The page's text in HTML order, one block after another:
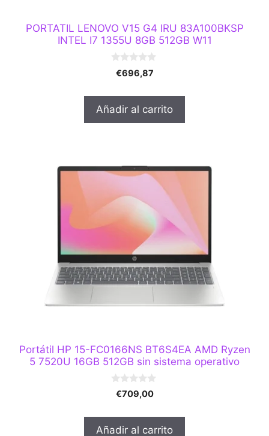
PORTATIL LENOVO V15 G4 IRU 83A100BKSP
INTEL I7 1355U 8GB 512GB W11
5
€696,87
Añadir al carrito
Portátil HP 15-FC0166NS BT6S4EA AMD Ryzen
5 7520U 16GB 512GB sin sistema operativo
5
€709,00
Añadir al carrito